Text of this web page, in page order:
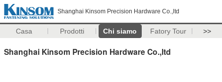
Shanghai Kinsom Precision Hardware Co.,ltd
Casa Prodotti Chi siamo Fatory Tour >>
Shanghai Kinsom Precision Hardware Co.,ltd